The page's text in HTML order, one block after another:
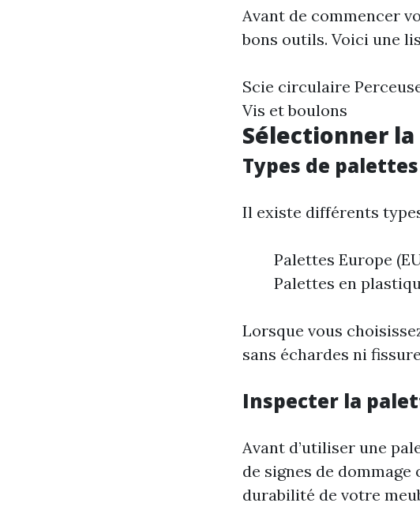
Avant de commencer
bons outils. Voici une
Scie circulaire
Vis et boulons
Sélectionner
Types de
Il existe différents
Palettes Europe
Palettes en
Lorsque vous
sans échardes ni
Inspecter la
Avant d’utiliser une
de signes de
durabilité de votre